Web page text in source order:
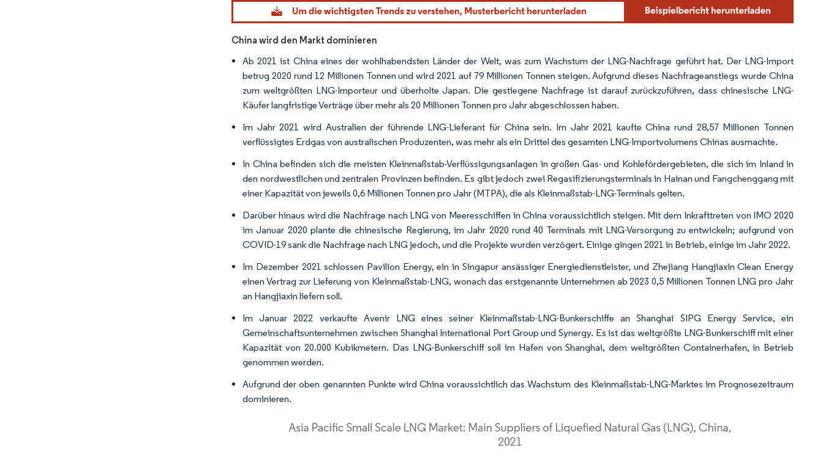
China wird den Markt dominieren
Ab 2021 ist China eines der wohlhabendsten Länder der Welt, was zum Wachstum der LNG-Nachfrage geführt hat. Der LNG-Import
betrug 2020 rund 12 Millionen Tonnen und wird 2021 auf 79 Millionen Tonnen steigen. Aufgrund dieses Nachfrageanstiegs wurde China
zum weltgrößten LNG-Importeur und überholte Japan. Die gestiegene Nachfrage ist darauf zurückzuführen, dass chinesische LNG-
Käufer langfristige Verträge über mehr als 20 Millionen Tonnen pro Jahr abgeschlossen haben.
Im Jahr 2021 wird Australien der führende LNG-Lieferant für China sein. Im Jahr 2021 kaufte China rund 28,57 Millionen Tonnen
verflüssigtes Erdgas von australischen Produzenten, was mehr als ein Drittel des gesamten LNG-Importvolumens Chinas ausmachte.
In China befinden sich die meisten Kleinmaßstab-Verflüssigungsanlagen in großen Gas- und Kohlefördergebieten, die sich im Inland in
den nordwestlichen und zentralen Provinzen befinden. Es gibt jedoch zwei Regasifizierungsterminals in Hainan und Fangchenggang mit
einer Kapazität von jeweils 0,6 Millionen Tonnen pro Jahr (MTPA), die als Kleinmaßstab-LNG-Terminals gelten.
Darüber hinaus wird die Nachfrage nach LNG von Meeresschiffen in China voraussichtlich steigen. Mit dem Inkrafttreten von IMO 2020
im Januar 2020 plante die chinesische Regierung, im Jahr 2020 rund 40 Terminals mit LNG-Versorgung zu entwickeln; aufgrund von
COVID-19 sank die Nachfrage nach LNG jedoch, und die Projekte wurden verzögert. Einige gingen 2021 in Betrieb, einige im Jahr 2022.
Im Dezember 2021 schlossen Pavilion Energy, ein in Singapur ansässiger Energiedienstleister, und Zhejiang Hangjiaxin Clean Energy
einen Vertrag zur Lieferung von Kleinmaßstab-LNG, wonach das erstgenannte Unternehmen ab 2023 0,5 Millionen Tonnen LNG pro Jahr
an Hangjiaxin liefern soll.
Im Januar 2022 verkaufte Avenir LNG eines seiner Kleinmaßstab-LNG-Bunkerschiffe an Shanghai SIPG Energy Service, ein
Gemeinschaftsunternehmen zwischen Shanghai International Port Group und Synergy. Es ist das weltgrößte LNG-Bunkerschiff mit einer
Kapazität von 20.000 Kubikmetern. Das LNG-Bunkerschiff soll im Hafen von Shanghai, dem weltgrößten Containerhafen, in Betrieb
genommen werden.
Aufgrund der oben genannten Punkte wird China voraussichtlich das Wachstum des Kleinmaßstab-LNG-Marktes im Prognosezeitraum
dominieren.